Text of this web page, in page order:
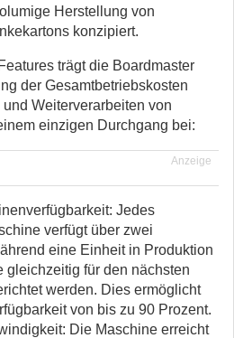
Herstellung von
konzipiert.
trägt die Boardmaster
der Gesamtbetriebskosten
Weiterverarbeiten von
einzigen Durchgang bei:
Anzeige
Jedes
verfügt über zwei
eine Einheit in Produktion
gleichzeitig für den nächsten
werden. Dies ermöglicht
von bis zu 90 Prozent.
Die Maschine erreicht